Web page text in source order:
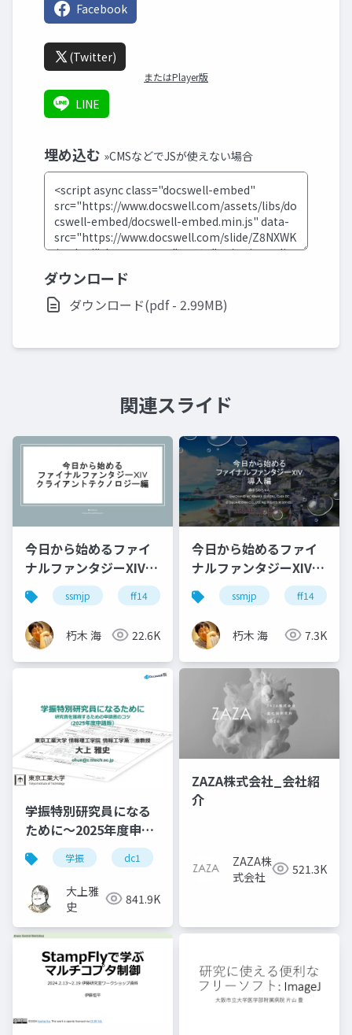
Facebook
(Twitter)
またはPlayer版
LINE
埋め込む »CMSなどでJSが使えない場合
ダウンロード
ダウンロード(pdf - 2.99MB)
関連スライド
今日から始めるファイ
ナルファンタジーXIV ~
クライアントテクノロ
ジー編
ssmjp ff14 ゲーム開発
朽木 海 22.6K
今日から始めるファイ
ナルファンタジーXIV -
導入編ssmjp ff14
朽木 海 7.3K
学振特別研究員になる
ために～2025年度申請
版
学振 dc1 jsps
大上雅
史
841.9K
ZAZA株式会社_会社紹
介
ZAZA株
式会社
521.3K